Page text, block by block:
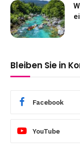
Bleiben Sie in
Facebook
YouTube